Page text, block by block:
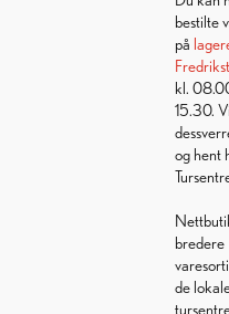
bestilte
på
kl.
15.30.
og hent
bredere
de